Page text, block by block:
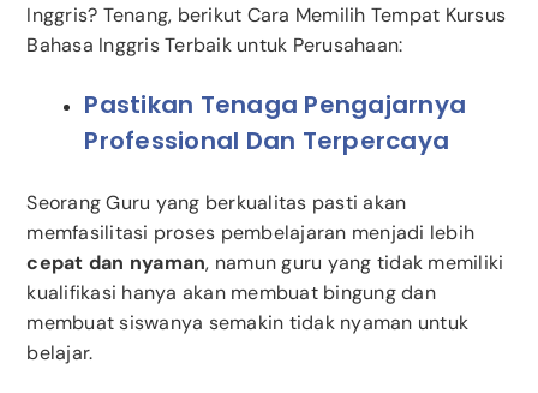
Inggris? Tenang, berikut Cara Memilih Tempat Kursus
Bahasa Inggris Terbaik untuk Perusahaan:
Pastikan Tenaga Pengajarnya
Professional Dan Terpercaya
Seorang Guru yang berkualitas pasti akan
memfasilitasi proses pembelajaran menjadi lebih
cepat dan nyaman, namun guru yang tidak memiliki
kualifikasi hanya akan membuat bingung dan
membuat siswanya semakin tidak nyaman untuk
belajar.